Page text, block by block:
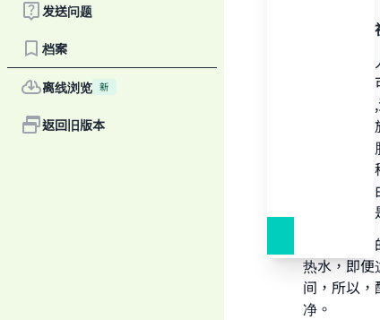
发送问题
档案
离线浏览 新
返回旧版本
感谢真主
梦遗射精
的情况下
当洗脸和
你们害病
一部分土
净的土就
的。”这
的传述系
起床没大
热水，即便
间，所以
净。